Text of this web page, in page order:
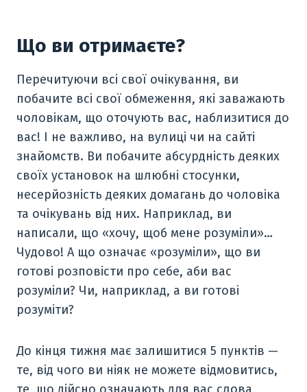
Що ви отримаєте?
Перечитуючи всі свої очікування, ви
побачите всі свої обмеження, які заважають
чоловікам, що оточують вас, наблизитися до
вас! І не важливо, на вулиці чи на сайті
знайомств. Ви побачите абсурдність деяких
своїх установок на шлюбні стосунки,
несерйозність деяких домагань до чоловіка
та очікувань від них. Наприклад, ви
написали, що «хочу, щоб мене розуміли»…
Чудово! А що означає «розуміли», що ви
готові розповісти про себе, аби вас
розуміли? Чи, наприклад, а ви готові
розуміти?
До кінця тижня має залишитися 5 пунктів —
те, від чого ви ніяк не можете відмовитись,